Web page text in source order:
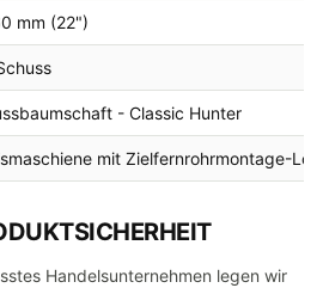
mm (22")
- Classic Hunter
mit Zielfernrohrmontage-
Handelsunternehmen legen wir